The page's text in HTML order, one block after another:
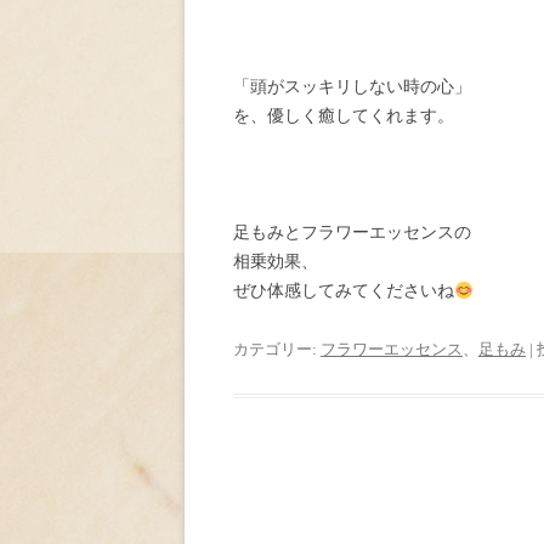
「頭がスッキリしない時の心」
を、優しく癒してくれます。
足もみとフラワーエッセンスの
相乗効果、
ぜひ体感してみてくださいね
カテゴリー: フラワーエッセンス 、 足もみ |